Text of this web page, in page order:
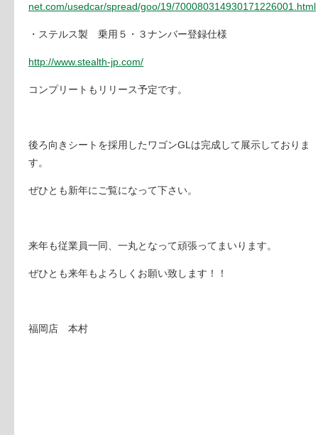
net.com/usedcar/spread/goo/19/700080314930171226001.html
・ステルス製 乗用５・３ナンバー登録仕様
http://www.stealth-jp.com/
コンプリートもリリース予定です。
後ろ向きシートを採用したワゴンGLは完成して展示しておりま
す。
ぜひとも新年にご覧になって下さい。
来年も従業員一同、一丸となって頑張ってまいります。
ぜひとも来年もよろしくお願い致します！！
福岡店 本村